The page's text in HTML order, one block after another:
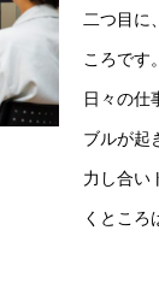
二つ目に
ころです。
日々の仕
ブルが起
力し合い
くところ